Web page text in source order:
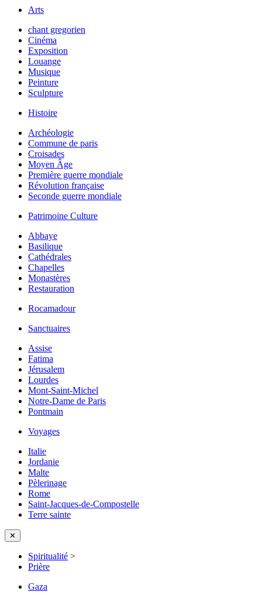
Arts
chant gregorien
Cinéma
Exposition
Louange
Musique
Peinture
Sculpture
Histoire
Archéologie
Commune de paris
Croisades
Moyen Âge
Première guerre mondiale
Révolution française
Seconde guerre mondiale
Patrimoine Culture
Abbaye
Basilique
Cathédrales
Chapelles
Monastères
Restauration
Rocamadour
Sanctuaires
Assise
Fatima
Jérusalem
Lourdes
Mont-Saint-Michel
Notre-Dame de Paris
Pontmain
Voyages
Italie
Jordanie
Malte
Pèlerinage
Rome
Saint-Jacques-de-Compostelle
Terre sainte
✕
Spiritualité >
Prière
Gaza